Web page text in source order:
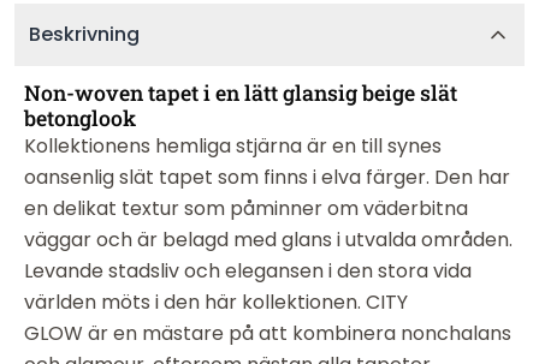
Beskrivning
Non-woven tapet i en lätt glansig beige slät
betonglook
Kollektionens hemliga stjärna är en till synes
oansenlig slät tapet som finns i elva färger. Den har
en delikat textur som påminner om väderbitna
väggar och är belagd med glans i utvalda områden.
Levande stadsliv och elegansen i den stora vida
världen möts i den här kollektionen. CITY
GLOW är en mästare på att kombinera nonchalans